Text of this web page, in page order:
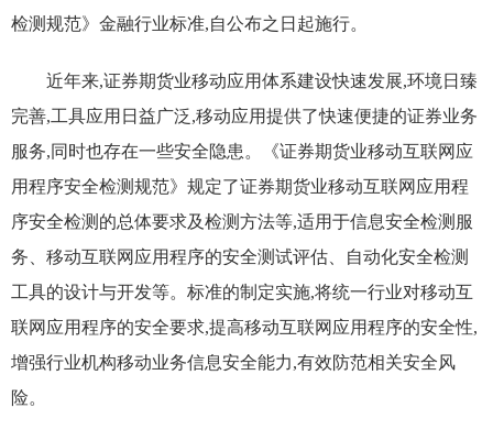
检测规范》金融行业标准,自公布之日起施行。
近年来,证券期货业移动应用体系建设快速发展,环境日臻
完善,工具应用日益广泛,移动应用提供了快速便捷的证券业务
服务,同时也存在一些安全隐患。《证券期货业移动互联网应
用程序安全检测规范》规定了证券期货业移动互联网应用程
序安全检测的总体要求及检测方法等,适用于信息安全检测服
务、移动互联网应用程序的安全测试评估、自动化安全检测
工具的设计与开发等。标准的制定实施,将统一行业对移动互
联网应用程序的安全要求,提高移动互联网应用程序的安全性,
增强行业机构移动业务信息安全能力,有效防范相关安全风
险。